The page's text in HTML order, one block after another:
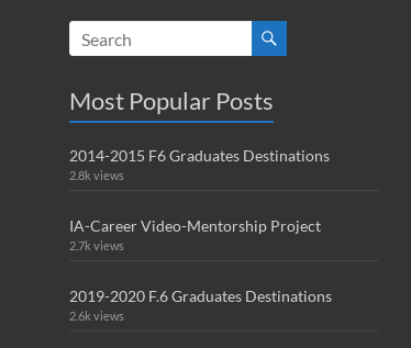
Most Popular Posts
2014-2015 F6 Graduates Destinations
2.8k views
IA-Career Video-Mentorship Project
2.7k views
2019-2020 F.6 Graduates Destinations
2.6k views